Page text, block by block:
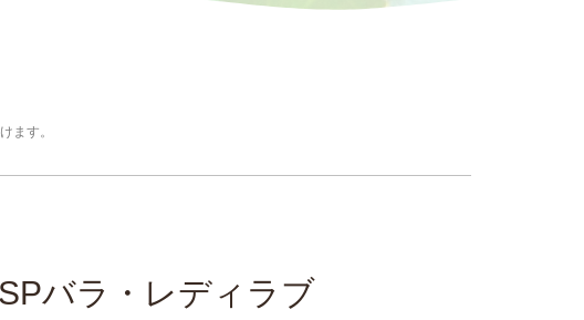
ます。
SPバラ・レディラブ